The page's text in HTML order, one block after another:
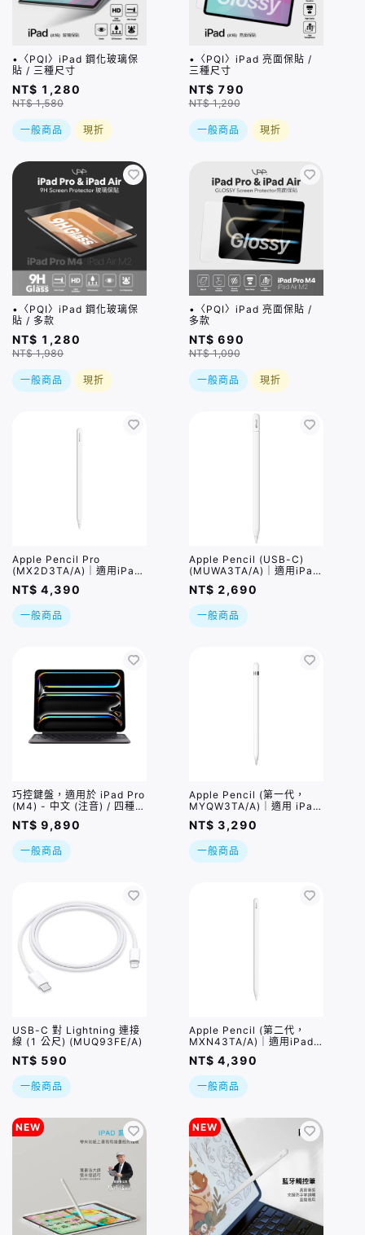
•〈PQI〉iPad 鋼化玻璃保
貼 / 三種尺寸
NT$ 1,280
NT$ 1,580
一般商品 現折
•〈PQI〉iPad 亮面保貼 /
三種尺寸
NT$ 790
NT$ 1,290
一般商品 現折
•〈PQI〉iPad 鋼化玻璃保
貼 / 多款
NT$ 1,280
NT$ 1,980
一般商品 現折
•〈PQI〉iPad 亮面保貼 /
多款
NT$ 690
NT$ 1,090
一般商品 現折
Apple Pencil Pro
(MX2D3TA/A)｜適用iPad
Air (M2/M3/M4) / iPad
Pro (M4) / iPad mini 7
NT$ 4,390
一般商品
Apple Pencil (USB-C)
(MUWA3TA/A)｜適用iPad
Pro / iPad Air
(M2/M3/M4) / iPad (第10
代/第11代) / iPad mini 7
NT$ 2,690
一般商品
巧控鍵盤，適用於 iPad Pro
(M4) - 中文 (注音) / 四種規
NT$ 9,890
一般商品
Apple Pencil (第一代，
MYQW3TA/A)｜適用 iPad
10 / iPad Air 3/ iPad mini
5 /iPad Pro
NT$ 3,290
一般商品
USB-C 對 Lightning 連接
線 (1 公尺) (MUQ93FE/A)
NT$ 590
一般商品
Apple Pencil (第二代，
MXN43TA/A)｜適用iPad
Pro / iPad Air 5 / iPad
mini 6
NT$ 4,390
一般商品
NEW NEW